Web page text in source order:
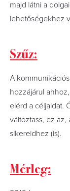
majd látni a
lehetőségekhez
Szűz:
A
hozzájárul
elérd a céljaidat.
változtass, ez
sikereidhez (is).
Mérleg: